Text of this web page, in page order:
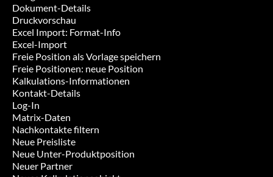
Dokument-Details
Druckvorschau
Excel Import: Format-Info
Excel-Import
Freie Position als Vorlage speichern
Freie Positionen: neue Position
Kalkulations-Informationen
Kontakt-Details
Log-In
Matrix-Daten
Nachkontakte filtern
Neue Preisliste
Neue Unter-Produktposition
Neuer Partner